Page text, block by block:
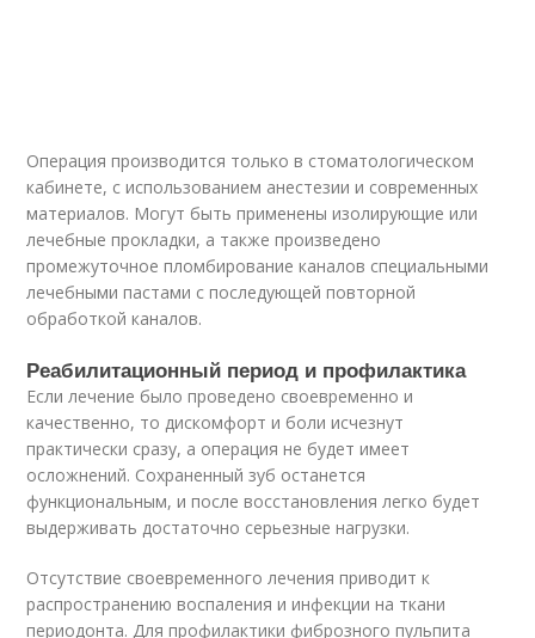
Операция производится только в стоматологическом
кабинете, с использованием анестезии и современных
материалов. Могут быть применены изолирующие или
лечебные прокладки, а также произведено
промежуточное пломбирование каналов специальными
лечебными пастами с последующей повторной
обработкой каналов.
Реабилитационный период и профилактика
Если лечение было проведено своевременно и
качественно, то дискомфорт и боли исчезнут
практически сразу, а операция не будет имеет
осложнений. Сохраненный зуб останется
функциональным, и после восстановления легко будет
выдерживать достаточно серьезные нагрузки.
Отсутствие своевременного лечения приводит к
распространению воспаления и инфекции на ткани
периодонта. Для профилактики фиброзного пульпита